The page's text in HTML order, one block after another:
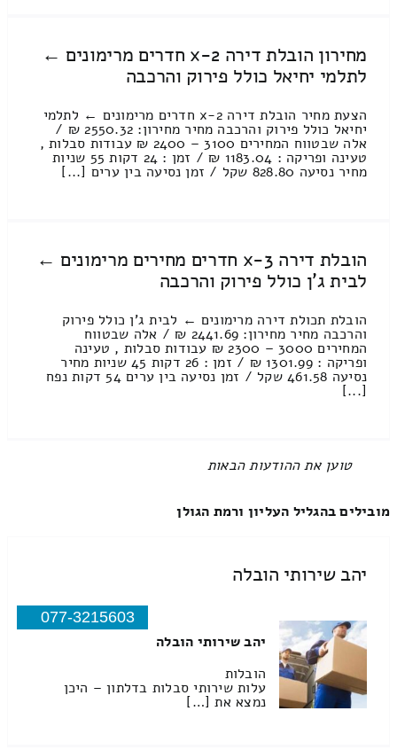
מחירון הובלת דירה 2-x חדרים מרימונים ←
לתלמי יחיאל כולל פירוק והרכבה
הצעת מחיר הובלת דירה 2-x חדרים מרימונים ← לתלמי
יחיאל כולל פירוק והרכבה מחיר מחירון: 2550.32 ₪ /
אלה שבטווח המחירים 3100 – 2400 ₪ עבודות סבלות ,
טעינה ופריקה : 1183.04 ₪ / זמן : 24 דקות 55 שניות
מחיר נסיעה 828.80 שקל / זמן נסיעה בין ערים [...]
הובלת דירה 3-x חדרים מחירים מרימונים ←
לבית ג'ן כולל פירוק והרכבה
הובלת תכולת דירה מרימונים ← לבית ג'ן כולל פירוק
והרכבה מחיר מחירון: 2441.69 ₪ / אלה שבטווח
המחירים 3000 – 2300 ₪ עבודות סבלות , טעינה
ופריקה : 1301.99 ₪ / זמן : 26 דקות 45 שניות מחיר
נסיעה 461.58 שקל / זמן נסיעה בין ערים 54 דקות נפח
[...]
טוען את ההודעות הבאות
מובילים בהגליל העליון ורמת הגולן
יהב שירותי הובלה
077-3215603
יהב שירותי הובלה
הובלות
עלות שירותי סבלות בדלתון – היכן
נמצא את […]